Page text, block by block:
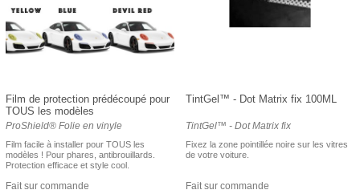
Film de protection prédécoupé pour
TOUS les modèles
ProShield® Folie en vinyle
Film facile à installer pour TOUS les
modèles ! Pour phares, antibrouillards.
Protection efficace et style cool.
Fait sur commande
TintGel™ - Dot Matrix fix 100ML
TintGel™ - Dot Matrix fix
Fixez la zone pointillée noire sur les vitres
de votre voiture.
Fait sur commande